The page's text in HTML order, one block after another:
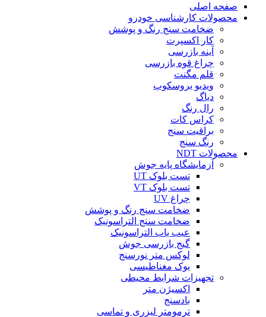
صفحه اصلی
محصولات کارشناسی خودرو
ضخامت سنج رنگ و پوشش
کار اکسپرت
آینه بازرسی
چراغ قوه بازرسی
قلم مگنت
ویدیو بروسکوپ
دیاگ
رال رنگ
کراس کات
براقیت سنج
رنگ سنج
محصولات NDT
آزمایشگاه پایه جوش
تست بلوک UT
تست بلوک VT
چراغ UV
ضخامت سنج رنگ و پوشش
ضخامت سنج التراسونیک
عیب یاب التراسونیک
گیج بازرسی جوش
لوکس متر نورسنج
یوک مغناطیسی
تجهیزات شرایط محیطی
اکسیژن متر
بادسنج
ترمومتر لیزری و تماسی